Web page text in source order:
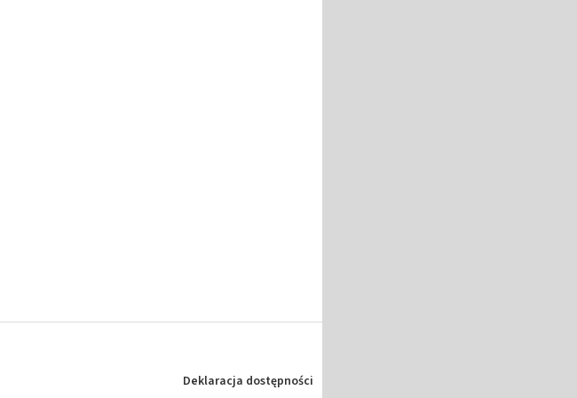
Deklaracja dostępności